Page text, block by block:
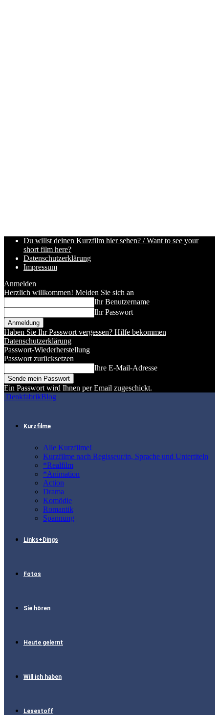
Du willst deinen Kurzfilm hier sehen? / Want to see your
short film here?
Datenschutzerklärung
Impressum
Anmelden
Herzlich willkommen! Melden Sie sich an
Ihr Benutzername
Ihr Passwort
Haben Sie Ihr Passwort vergessen? Hilfe bekommen
Datenschutzerklärung
Passwort-Wiederherstellung
Passwort zurücksetzen
Ihre E-Mail-Adresse
Ein Passwort wird Ihnen per Email zugeschickt.
DenkfabrikBlog
Kurzfilme
Alle Kurzfilme!
Kurzfilme nach Regisseur/in, Sprache und Untertiteln
*Realfilm
*Animation
Action
Drama
Komödie
Romantik
Spannung
Links+Dings
Fotos
Sie hören
Heute gelernt
Will ich haben
Lesestoff